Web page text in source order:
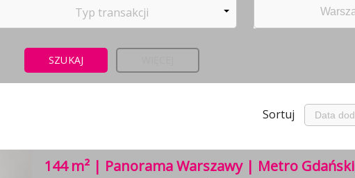
Typ transakcji
Sortuj
144 m² | Panorama Warszawy | Metro Gdański